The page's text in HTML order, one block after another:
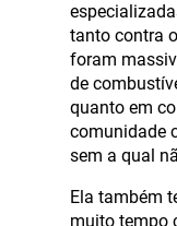
tanto contra
foram
de
quanto em
comunidade
sem a qual
Ela também
muito tempo